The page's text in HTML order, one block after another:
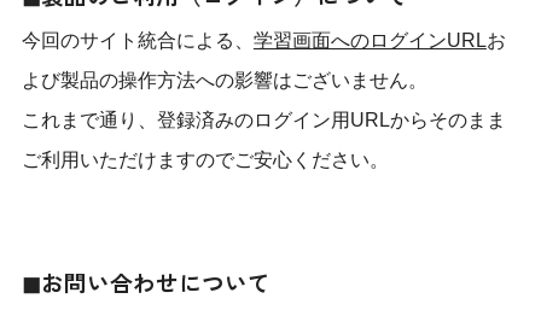
今回のサイト統合による、 学習画面へのログインURLお
よび製品の操作方法への影響はございません。
これまで通り、登録済みのログイン用URLからそのまま
ご利用いただけますのでご安心ください。
◼︎お問い合わせについて